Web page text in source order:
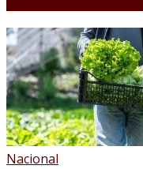
Nacional